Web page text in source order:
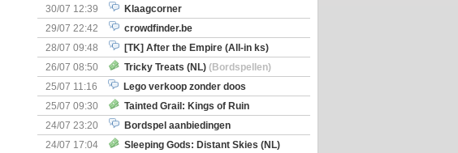
30/07 12:39
Klaagcorner
29/07 22:42
crowdfinder.be
28/07 09:48
[TK] After the Empire (All-in ks)
26/07 08:50
Tricky Treats (NL) (Bordspellen)
25/07 11:16
Lego verkoop zonder doos
25/07 09:30
Tainted Grail: Kings of Ruin
Uitbreiding: Wyrd Encounters(Bordspellen)
24/07 23:20
Bordspel aanbiedingen
24/07 17:04
Sleeping Gods: Distant Skies (NL)